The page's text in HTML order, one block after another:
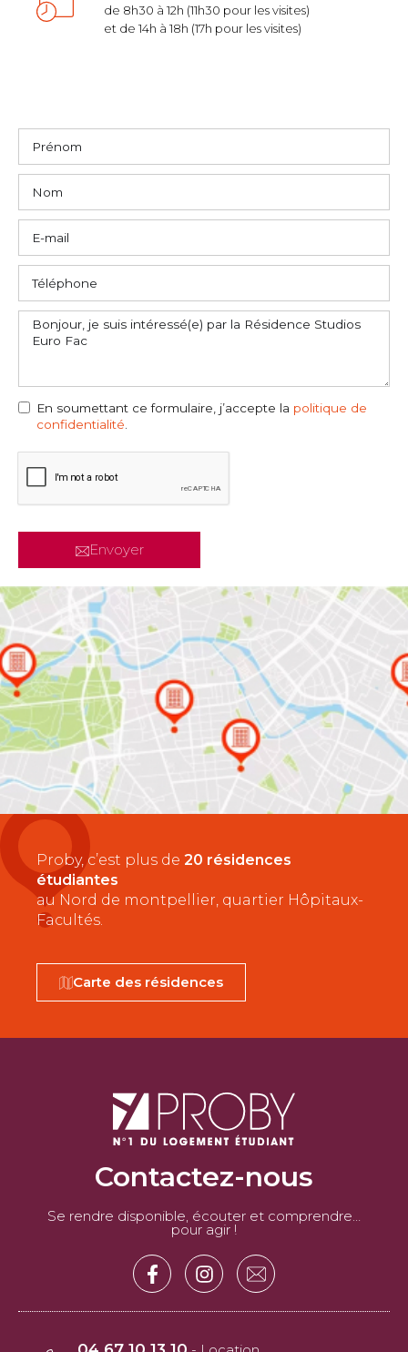
de 8h30 à 12h (11h30 pour les visites)
et de 14h à 18h (17h pour les visites)
En soumettant ce formulaire, j’accepte la politique de
confidentialité
Envoyer
Proby, c’est plus de 20 résidences
étudiantes
au Nord de montpellier, quartier Hôpitaux-
Facultés.
Carte des résidences
Contactez-nous
Se rendre disponible, écouter et comprendre…
pour agir !